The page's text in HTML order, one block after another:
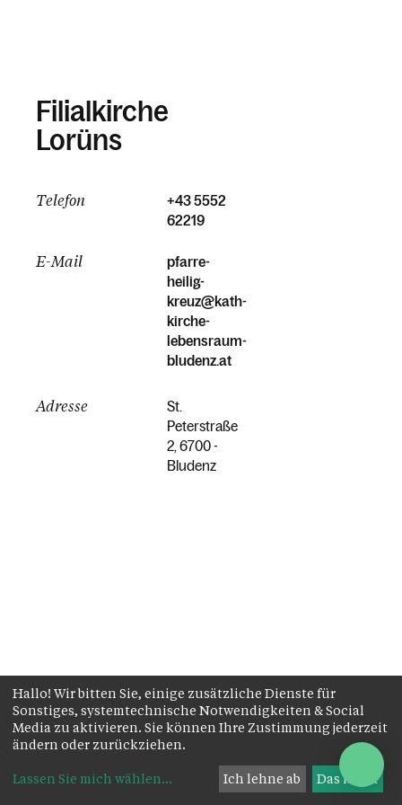
Filialkirche
Lorüns
Telefon
+43 5552
62219
E-Mail
pfarre-
heilig-
kreuz@kath-
kirche-
lebensraum-
bludenz.at
Adresse
St.
Peterstraße
2, 6700 -
Bludenz
Hallo! Wir bitten Sie, einige zusätzliche Dienste für
Sonstiges, systemtechnische Notwendigkeiten & Social
Media zu aktivieren. Sie können Ihre Zustimmung jederzeit
ändern oder zurückziehen.
Lassen Sie mich wählen... Ich lehne ab Das ist ok